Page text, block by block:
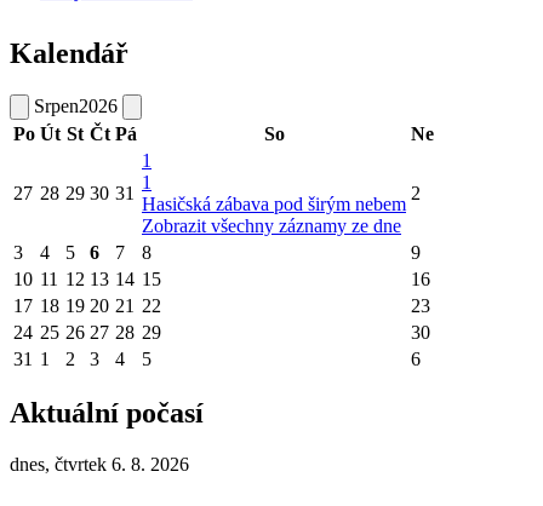
Kalendář
Srpen2026
Po Út St Čt Pá So Ne
27 28 29 30 31
1
1
Hasičská zábava pod širým nebem
Zobrazit všechny záznamy ze dne
2
3 4 5 6 7 8
9
10 11 12 13 14 15
16
17 18 19 20 21 22
23
24 25 26 27 28 29
30
31 1 2 3 4 5 6
Aktuální počasí
dnes, čtvrtek 6. 8. 2026